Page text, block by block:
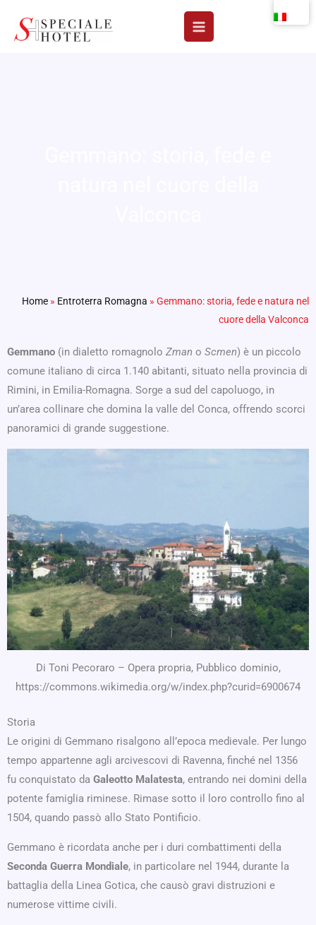
Home » Entroterra Romagna » Gemmano: storia, fede e natura nel
cuore della Valconca
Gemmano (in dialetto romagnolo Zman o Scmen) è un piccolo
comune italiano di circa 1.140 abitanti, situato nella provincia di
Rimini, in Emilia-Romagna. Sorge a sud del capoluogo, in
un’area collinare che domina la valle del Conca, offrendo scorci
panoramici di grande suggestione.
Di Toni Pecoraro – Opera propria, Pubblico dominio,
https://commons.wikimedia.org/w/index.php?curid=6900674
Storia
Le origini di Gemmano risalgono all’epoca medievale. Per lungo
tempo appartenne agli arcivescovi di Ravenna, finché nel 1356
fu conquistato da Galeotto Malatesta, entrando nei domini della
potente famiglia riminese. Rimase sotto il loro controllo fino al
1504, quando passò allo Stato Pontificio.
Gemmano è ricordata anche per i duri combattimenti della
Seconda Guerra Mondiale, in particolare nel 1944, durante la
battaglia della Linea Gotica, che causò gravi distruzioni e
numerose vittime civili.